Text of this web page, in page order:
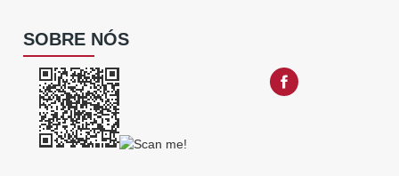
SOBRE NÓS